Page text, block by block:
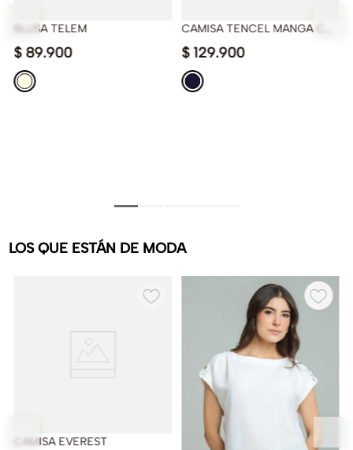
BLUSA TELEM
$ 89.900 $ 129.900
LOS QUE ESTÁN DE MODA
CAMISA EVEREST